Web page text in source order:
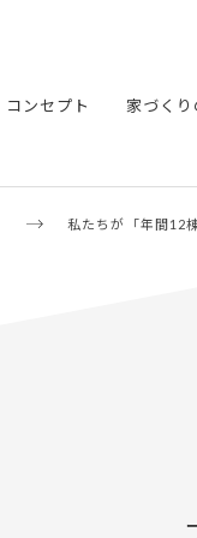
コンセプト 家づく
私たちが「年間12